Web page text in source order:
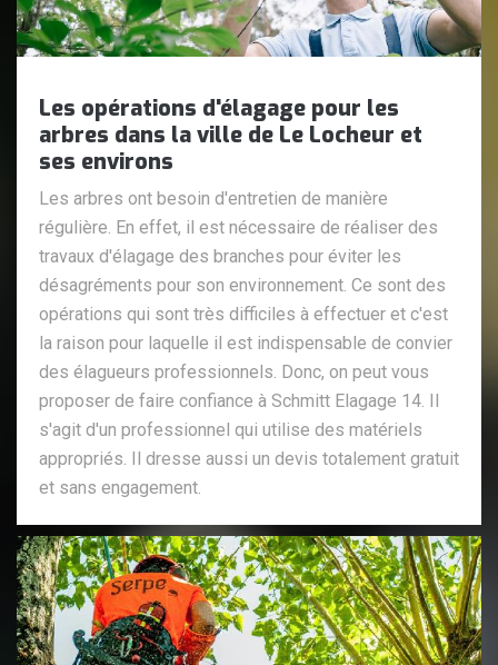
Les opérations d'élagage pour les
arbres dans la ville de Le Locheur et
ses environs
Les arbres ont besoin d'entretien de manière
régulière. En effet, il est nécessaire de réaliser des
travaux d'élagage des branches pour éviter les
désagréments pour son environnement. Ce sont des
opérations qui sont très difficiles à effectuer et c'est
la raison pour laquelle il est indispensable de convier
des élagueurs professionnels. Donc, on peut vous
proposer de faire confiance à Schmitt Elagage 14. Il
s'agit d'un professionnel qui utilise des matériels
appropriés. Il dresse aussi un devis totalement gratuit
et sans engagement.